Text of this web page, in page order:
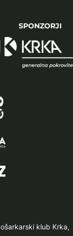
SPONZORJI
klub Krka,